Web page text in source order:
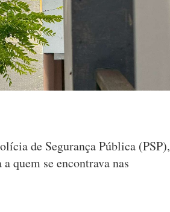
de Segurança Pública (PSP),
quem se encontrava nas